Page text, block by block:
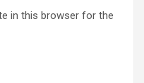
in this browser for the